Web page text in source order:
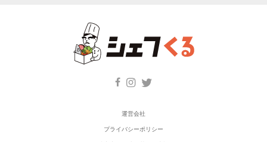
運営会社
プライバシーポリシー